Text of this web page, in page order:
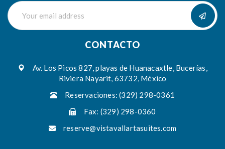
CONTACTO
Av. Los Picos 827, playas de Huanacaxtle, Bucerías,
Riviera Nayarit, 63732, México
Reservaciones: (329) 298-0361
Fax: (329) 298-0360
reserve@vistavallartasuites.com